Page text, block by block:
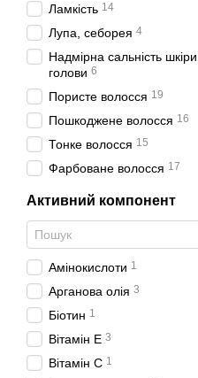
Ламкість 14
Лупа, себорея 4
Надмірна сальність шкіри
голови 6
Пористе волосся 19
Пошкоджене волосся 16
Тонке волосся 15
Фарбоване волосся 17
Активний компонент
Амінокислоти 1
Арганова олія 3
Біотин 1
Вітамін Е 3
Вітамін С 1